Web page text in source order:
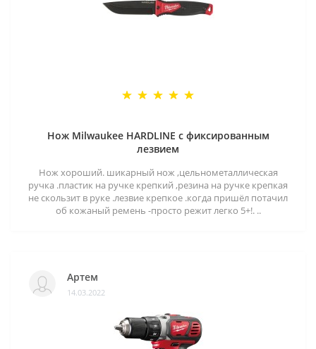
Нож Milwaukee HARDLINE с фиксированным
лезвием
Нож хороший. шикарный нож ,цельнометаллическая
ручка .пластик на ручке крепкий ,резина на ручке крепкая
не скользит в руке .лезвие крепкое .когда пришёл потачил
об кожаный ремень -просто режит легко 5+!. ..
Артем
14.03.2022